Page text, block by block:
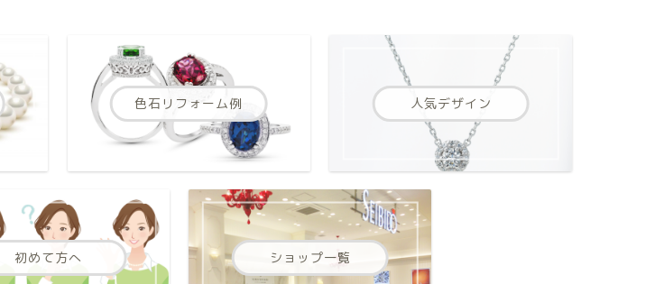
色石リフォーム例 人気デザイン
初めて方へ ショップ一覧